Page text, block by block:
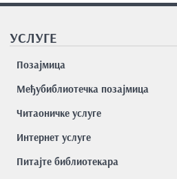
УСЛУГЕ
Позајмицa
Међубиблиотечка позајмица
Читаоничке услуге
Интернет услуге
Питајте библиотекара